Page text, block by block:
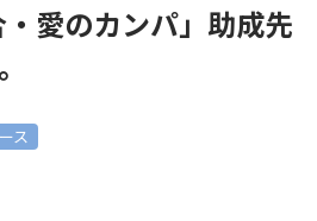
愛のカンパ」助成先
ス